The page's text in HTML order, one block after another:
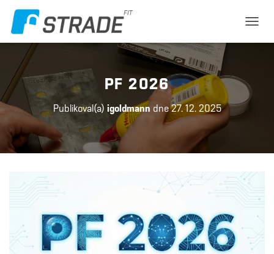
Ř
O
PF 2026
Publikoval(a) igoldmann dne27. 12. 2025